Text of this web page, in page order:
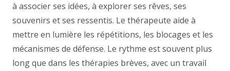
à associer ses idées, à explorer ses rêves, ses
souvenirs et ses ressentis. Le thérapeute aide à
mettre en lumière les répétitions, les blocages et les
mécanismes de défense. Le rythme est souvent plus
long que dans les thérapies brèves, avec un travail